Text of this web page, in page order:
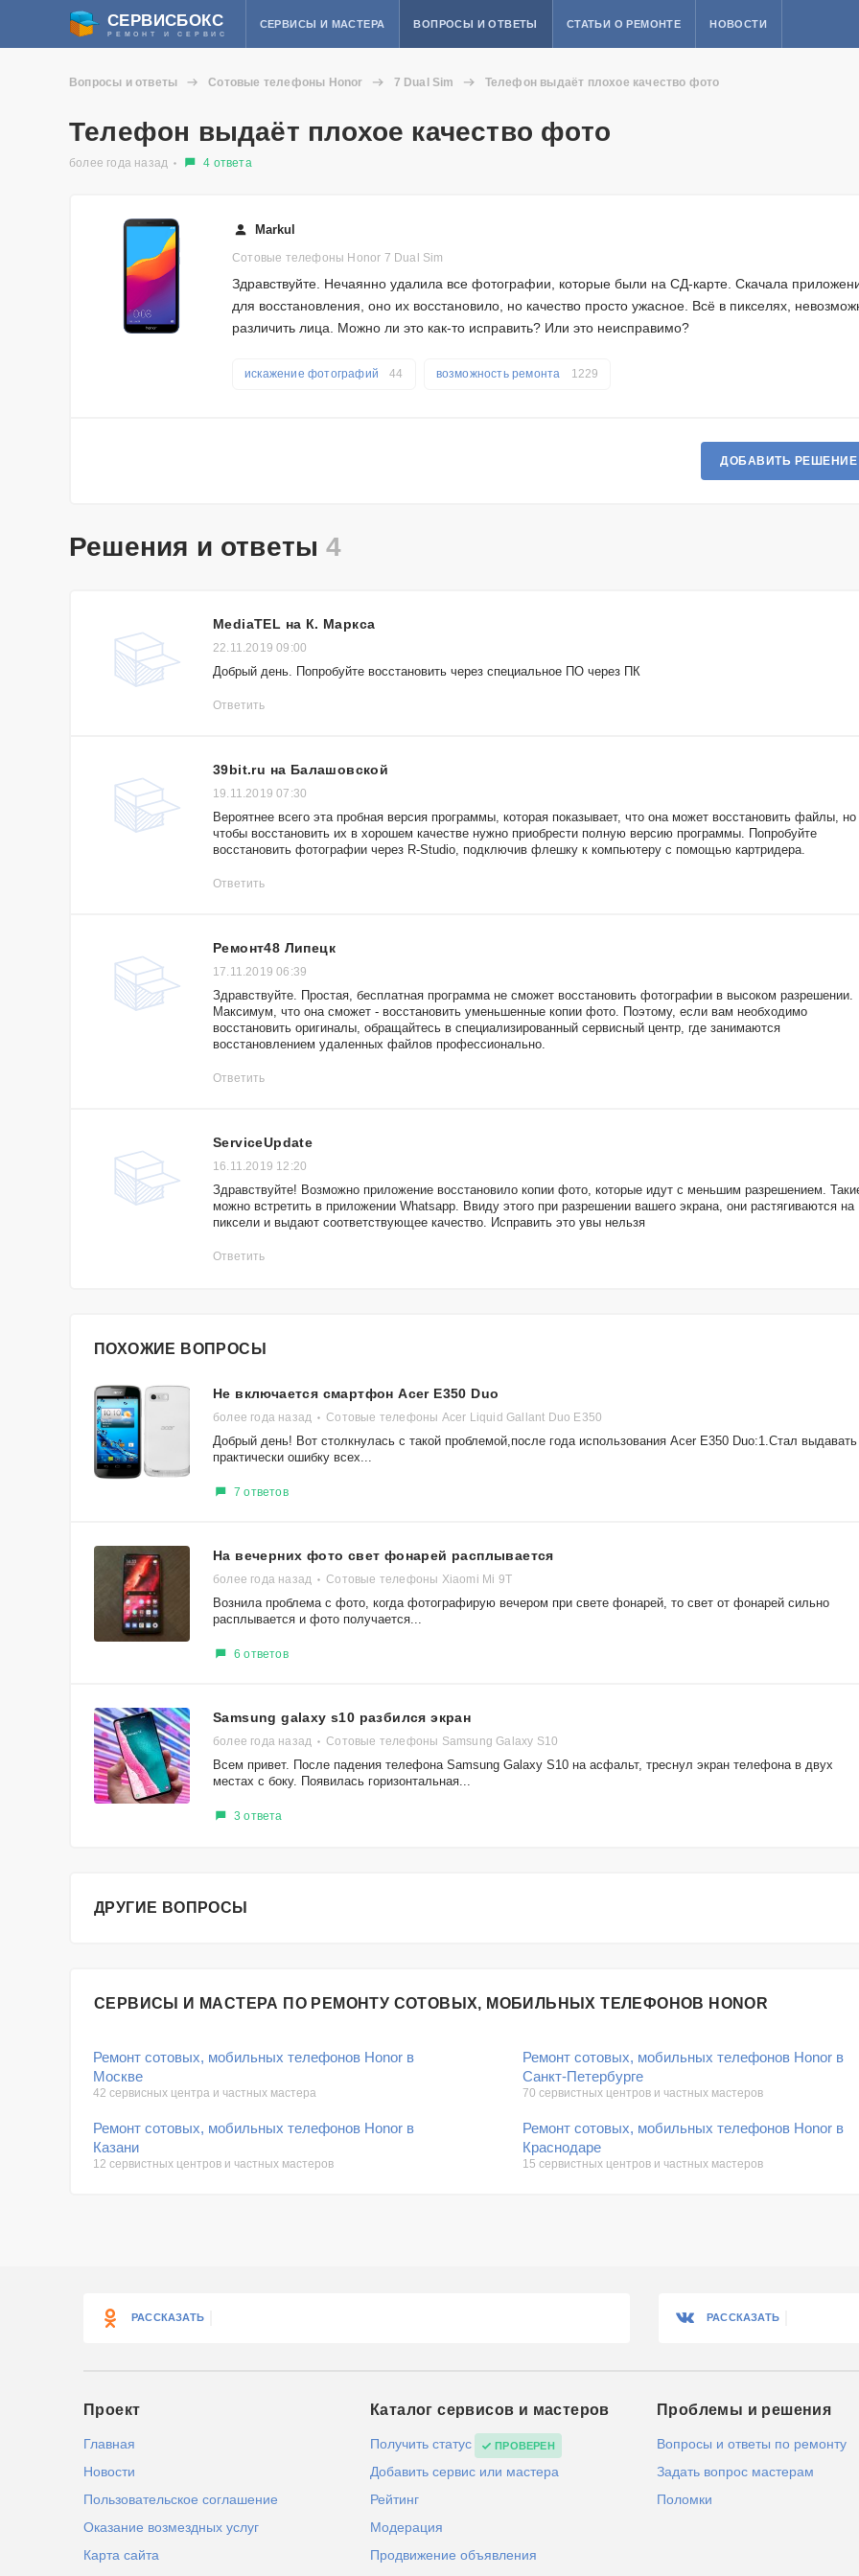
СЕРВИСБОКС
РЕМОНТ И СЕРВИС
СЕРВИСЫ И МАСТЕРА ВОПРОСЫ И ОТВЕТЫ СТАТЬИ О РЕМОНТЕ НОВОСТИ
Вопросы и ответы Сотовые телефоны Honor 7 Dual Sim Телефон выдаёт плохое качество фото
Телефон выдаёт плохое качество фото
более года назад 4 ответа
Markul
Сотовые телефоны Honor 7 Dual Sim
Здравствуйте. Нечаянно удалила все фотографии, которые были на СД-карте. Скачала
для восстановления, оно их восстановило, но качество просто ужасное. Всё в пикселях,
различить лица. Можно ли это как-то исправить? Или это неисправимо?
возможность ремонта 1229
искажение фотографий 44
ДОБАВИТЬ РЕШЕНИЕ
Решения и ответы4
MediaTEL на К. Маркса
22.11.2019 09:00
Добрый день. Попробуйте восстановить через специальное ПО через ПК
Ответить
39bit.ru на Балашовской
19.11.2019 07:30
Вероятнее всего эта пробная версия программы, которая показывает, что она может восстановить файлы, но
чтобы восстановить их в хорошем качестве нужно приобрести полную версию программы. Попробуйте
восстановить фотографии через R-Studio, подключив флешку к компьютеру с помощью картридера.
Ответить
Ремонт48 Липецк
17.11.2019 06:39
Здравствуйте. Простая, бесплатная программа не сможет восстановить фотографии в высоком разрешении.
Максимум, что она сможет - восстановить уменьшенные копии фото. Поэтому, если вам необходимо
восстановить оригиналы, обращайтесь в специализированный сервисный центр, где занимаются
восстановлением удаленных файлов профессионально.
Ответить
ServiceUpdate
16.11.2019 12:20
Здравствуйте! Возможно приложение восстановило копии фото, которые идут с меньшим разрешением.
можно встретить в приложении Whatsapp. Ввиду этого при разрешении вашего экрана, они растягиваются на
пиксели и выдают соответствующее качество. Исправить это увы нельзя
Ответить
ПОХОЖИЕ ВОПРОСЫ
Не включается смартфон Acer E350 Duo
более года назад Сотовые телефоны Acer Liquid Gallant Duo E350
Добрый день! Вот столкнулась с такой проблемой,после года использования Acer E350 Duo:1.Стал выдавать
практически ошибку всех...
7 ответов
На вечерних фото свет фонарей расплывается
более года назад Сотовые телефоны Xiaomi Mi 9T
Вознила проблема с фото, когда фотографирую вечером при свете фонарей, то свет от фонарей сильно
расплывается и фото получается...
6 ответов
Samsung galaxy s10 разбился экран
более года назад Сотовые телефоны Samsung Galaxy S10
Всем привет. После падения телефона Samsung Galaxy S10 на асфальт, треснул экран телефона в двух
местах с боку. Появилась горизонтальная...
3 ответа
ДРУГИЕ ВОПРОСЫ
СЕРВИСЫ И МАСТЕРА ПО РЕМОНТУ СОТОВЫХ, МОБИЛЬНЫХ ТЕЛЕФОНОВ HONOR
Ремонт сотовых, мобильных телефонов Honor в
Москве
42 сервисных центра и частных мастера
Ремонт сотовых, мобильных телефонов Honor в
Санкт-Петербурге
70 сервистных центров и частных мастеров
Ремонт сотовых, мобильных телефонов Honor в
Казани
12 сервистных центров и частных мастеров
Ремонт сотовых, мобильных телефонов Honor в
Краснодаре
15 сервистных центров и частных мастеров
РАССКАЗАТЬ РАССКАЗАТЬ
Проект
Главная
Новости
Пользовательское соглашение
Оказание возмездных услуг
Карта сайта
Каталог сервисов и мастеров
Получить статус ПРОВЕРЕН
Добавить сервис или мастера
Рейтинг
Модерация
Продвижение объявления
Проблемы и решения
Вопросы и ответы по ремонту
Задать вопрос мастерам
Поломки